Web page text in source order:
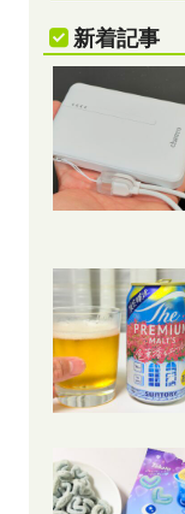
新着記事